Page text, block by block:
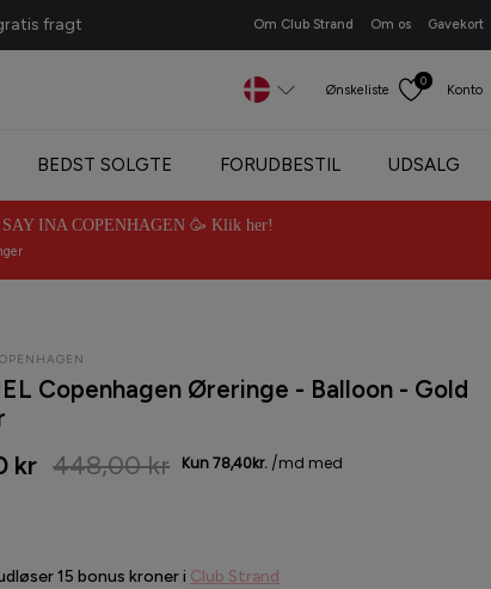
fragt Om Club Strand Om os Gavekort
Ønskeliste
0
Konto
BEDST SOLGTE FORUDBESTIL UDSALG
INA COPENHAGEN 🥳 Klik her!
Copenhagen Øreringe - Balloon - Gold
kr 448,00 kr
15 bonus kroner i Club Strand